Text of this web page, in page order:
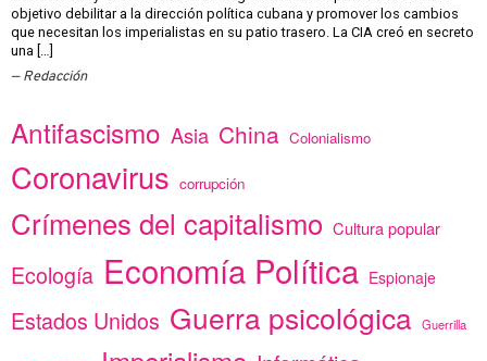
objetivo debilitar a la dirección política cubana y promover los cambios
que necesitan los imperialistas en su patio trasero. La CIA creó en secreto
una […]
Redacción
Antifascismo Asia China Colonialismo
Coronavirus corrupción
Crímenes del capitalismo Cultura popular
Ecología Economía Política Espionaje
Estados Unidos Guerra psicológica Guerrilla